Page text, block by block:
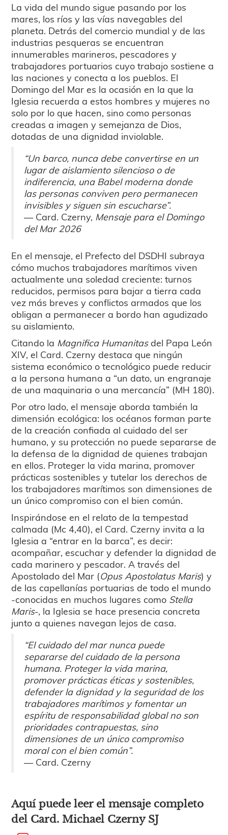
La vida del mundo sigue pasando por los
mares, los ríos y las vías navegables del
planeta. Detrás del comercio mundial y de las
industrias pesqueras se encuentran
innumerables marineros, pescadores y
trabajadores portuarios cuyo trabajo sostiene a
las naciones y conecta a los pueblos. El
Domingo del Mar es la ocasión en la que la
Iglesia recuerda a estos hombres y mujeres no
solo por lo que hacen, sino como personas
creadas a imagen y semejanza de Dios,
dotadas de una dignidad inviolable.
“Un barco, nunca debe convertirse en un
lugar de aislamiento silencioso o de
indiferencia, una Babel moderna donde
las personas conviven pero permanecen
invisibles y siguen sin escucharse”.
— Card. Czerny, Mensaje para el Domingo
del Mar 2026
En el mensaje, el Prefecto del DSDHI subraya
cómo muchos trabajadores marítimos viven
actualmente una soledad creciente: turnos
reducidos, permisos para bajar a tierra cada
vez más breves y conflictos armados que los
obligan a permanecer a bordo han agudizado
su aislamiento.
Citando la Magnifica Humanitasdel Papa León
XIV, el Card. Czerny destaca que ningún
sistema económico o tecnológico puede reducir
a la persona humana a “un dato, un engranaje
de una maquinaria o una mercancía” (MH 180).
Por otro lado, el mensaje aborda también la
dimensión ecológica: los océanos forman parte
de la creación confiada al cuidado del ser
humano, y su protección no puede separarse de
la defensa de la dignidad de quienes trabajan
en ellos. Proteger la vida marina, promover
prácticas sostenibles y tutelar los derechos de
los trabajadores marítimos son dimensiones de
un único compromiso con el bien común.
Inspirándose en el relato de la tempestad
calmada (Mc 4,40), el Card. Czerny invita a la
Iglesia a “entrar en la barca”, es decir:
acompañar, escuchar y defender la dignidad de
cada marinero y pescador. A través del
Apostolado del Mar (Opus Apostolatus Maris) y
de las capellanías portuarias de todo el mundo
-conocidas en muchos lugares como Stella
Maris-, la Iglesia se hace presencia concreta
junto a quienes navegan lejos de casa.
“El cuidado del mar nunca puede
separarse del cuidado de la persona
humana. Proteger la vida marina,
promover prácticas éticas y sostenibles,
defender la dignidad y la seguridad de los
trabajadores marítimos y fomentar un
espíritu de responsabilidad global no son
prioridades contrapuestas, sino
dimensiones de un único compromiso
moral con el bien común”.
— Card. Czerny
Aquí puede leer el mensaje completo
del Card. Michael Czerny SJ